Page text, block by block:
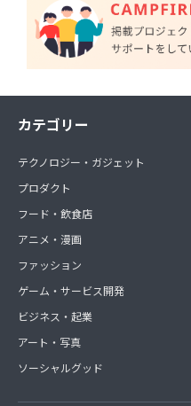
カテゴリー
テクノロジー・ガジェット
プロダクト
フード・飲食店
アニメ・漫画
ファッション
ゲーム・サービス開発
ビジネス・起業
アート・写真
ソーシャルグッド